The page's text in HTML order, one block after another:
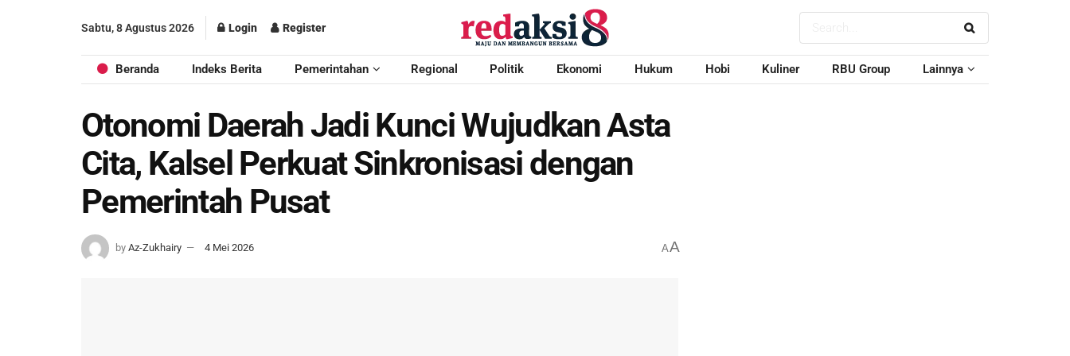
Sabtu, 8 Agustus 2026 Login Register
Beranda Indeks Berita Pemerintahan Regional Politik Ekonomi Hukum Hobi Kuliner RBU Group Lainnya
Otonomi Daerah Jadi Kunci Wujudkan Asta
Cita, Kalsel Perkuat Sinkronisasi dengan
Pemerintah Pusat
by Az-Zukhairy 4 Mei 2026 AA